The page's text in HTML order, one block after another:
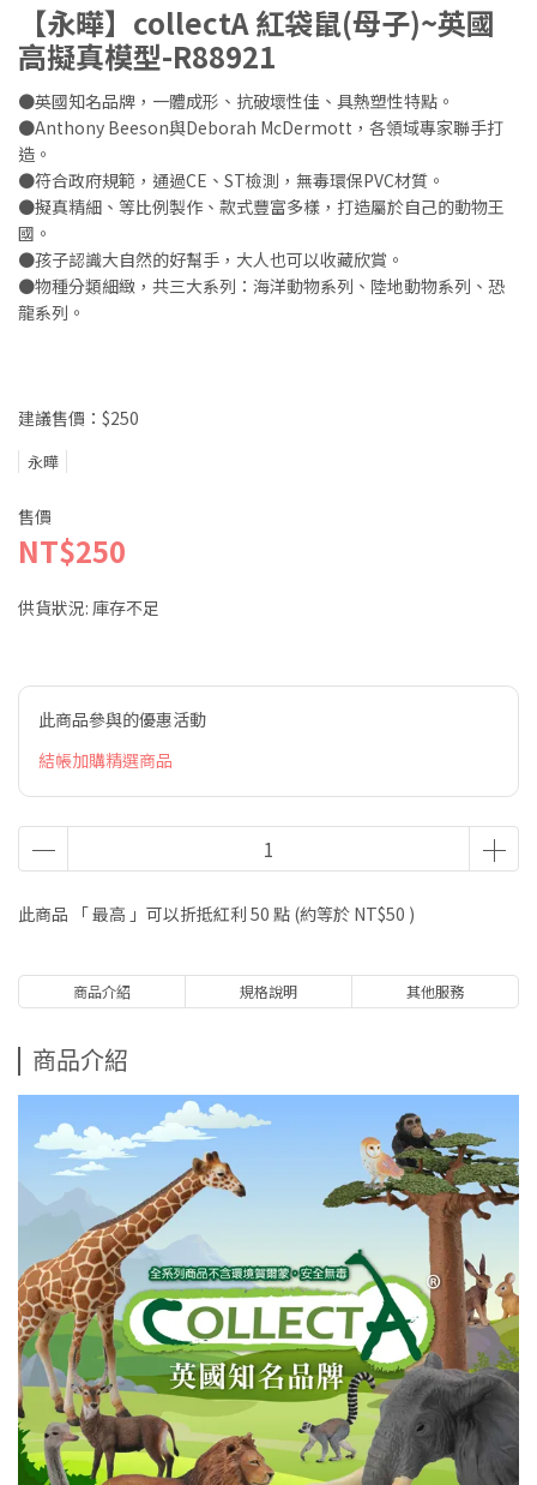
【永曄】collectA 紅袋鼠(母子)~英國
高擬真模型-R88921
●英國知名品牌，一體成形、抗破壞性佳、具熱塑性特點。
●Anthony Beeson與Deborah McDermott，各領域專家聯手打
造。
●符合政府規範，通過CE、ST檢測，無毒環保PVC材質。
●擬真精細、等比例製作、款式豐富多樣，打造屬於自己的動物王
國。
●孩子認識大自然的好幫手，大人也可以收藏欣賞。
●物種分類細緻，共三大系列：海洋動物系列、陸地動物系列、恐
龍系列。
建議售價：$250
永曄
售價
NT$250
供貨狀況: 庫存不足
此商品參與的優惠活動
結帳加購精選商品
此商品 「 最高 」可以折抵紅利 50 點 (約等於 NT$50 )
商品介紹 規格說明 其他服務
商品介紹